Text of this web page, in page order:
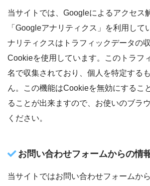
当サイトでは、Googleによるアクセス
「Googleアナリティクス」を利用して
ナリティクスはトラフィックデータの
Cookieを使用しています。このトラフ
名で収集されており、個人を特定する
ん。この機能はCookieを無効にするこ
ることが出来ますので、お使いのブラ
ください。
お問い合わせフォームからの情
当サイトではお問い合わせフォームか